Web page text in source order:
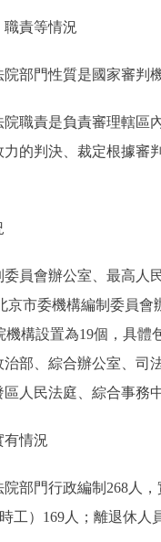
責等情況
部門性質是國家審判
責是負責審理轄區內
的判決、裁定根據審
會辦公室、最高人民
京市委機構編制委員
機構設置為19個，具
部、綜合辦公室、
人民法庭、綜合事務
情況
門行政編制268人，
工）169人；離退休人